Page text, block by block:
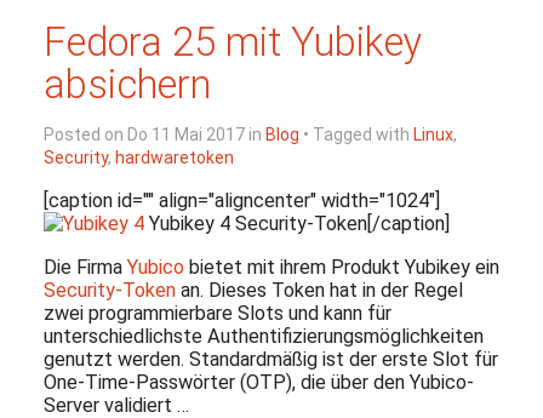
Fedora 25 mit Yubikey
absichern
Posted on Do 11 Mai 2017 in Blog • Tagged with Linux,
Security, hardwaretoken
[caption id="" align="aligncenter" width="1024"]
Yubikey 4 Security-Token[/caption]
Die Firma Yubicobietet mit ihrem Produkt Yubikey ein
Security-Tokenan. Dieses Token hat in der Regel
zwei programmierbare Slots und kann für
unterschiedlichste Authentifizierungsmöglichkeiten
genutzt werden. Standardmäßig ist der erste Slot für
One-Time-Passwörter (OTP), die über den Yubico-
Server validiert …